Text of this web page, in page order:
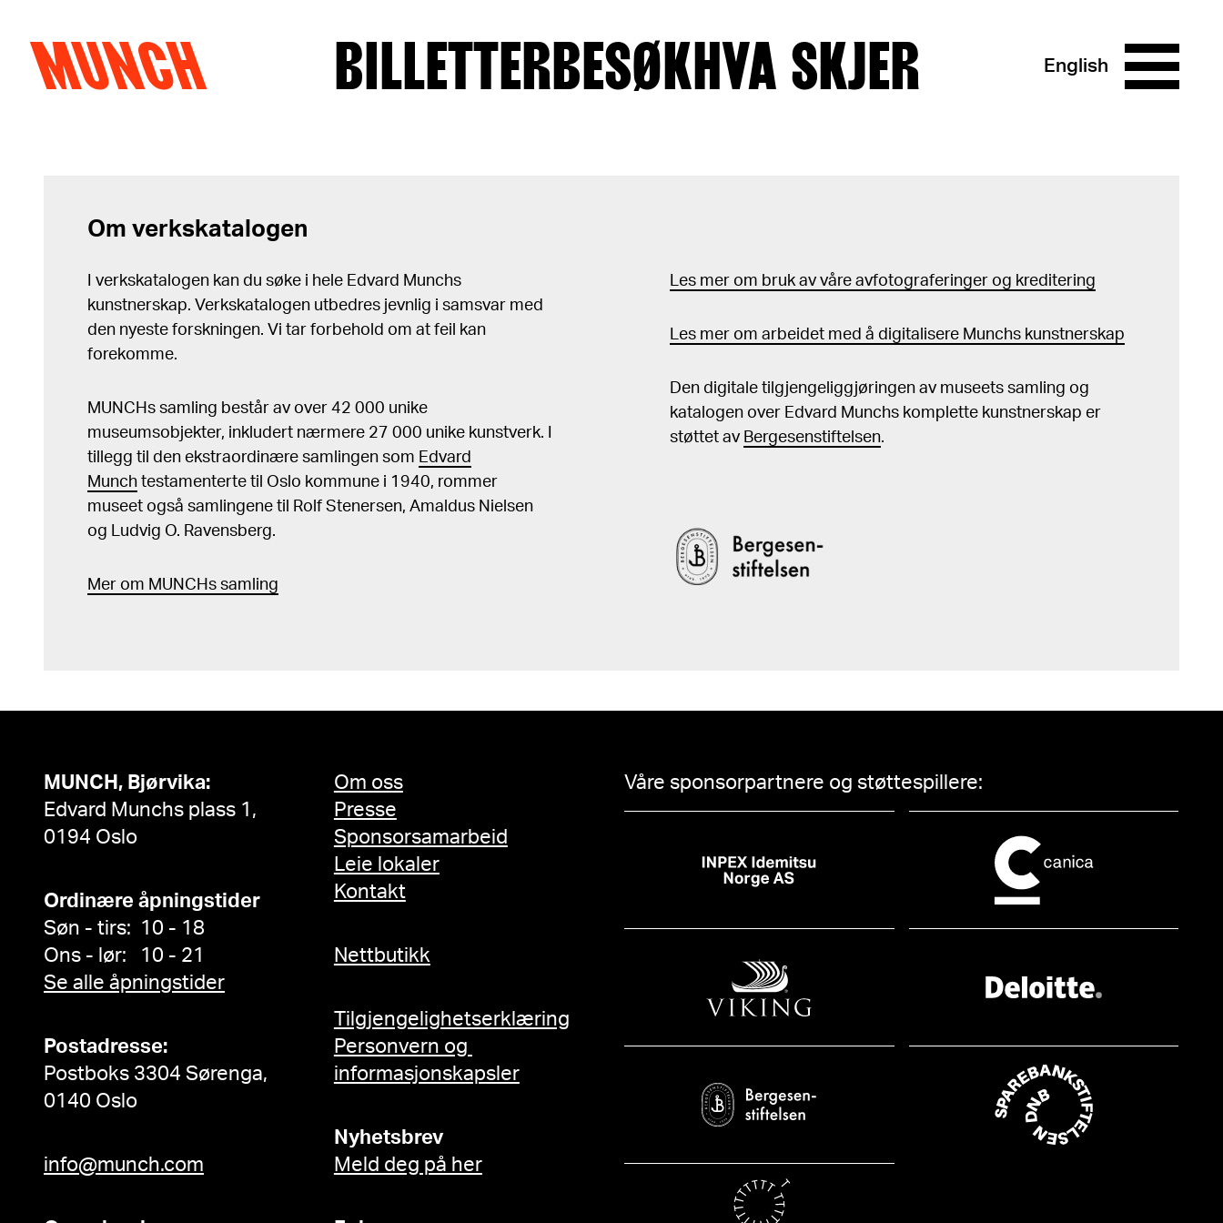
MUNCH BILLETTERBESØKHVA SKJER English
Om verkskatalogen
I verkskatalogen kan du søke i hele Edvard Munchs
kunstnerskap. Verkskatalogen utbedres jevnlig i samsvar med
den nyeste forskningen. Vi tar forbehold om at feil kan
forekomme.
MUNCHs samling består av over 42 000 unike
museumsobjekter, inkludert nærmere 27 000 unike kunstverk. I
tillegg til den ekstraordinære samlingen som Edvard
Munch testamenterte til Oslo kommune i 1940, rommer
museet også samlingene til Rolf Stenersen, Amaldus Nielsen
og Ludvig O. Ravensberg.
Mer om MUNCHs samling
Les mer om bruk av våre avfotograferinger og kreditering
Les mer om arbeidet med å digitalisere Munchs kunstnerskap
Den digitale tilgjengeliggjøringen av museets samling og
katalogen over Edvard Munchs komplette kunstnerskap er
støttet av Bergesenstiftelsen.
MUNCH, Bjørvika:
Edvard Munchs plass 1,
0194 Oslo
Ordinære åpningstider
Søn - tirs: 10 - 18
Ons - lør: 10 - 21
Se alle åpningstider
Postadresse:
Postboks 3304 Sørenga,
0140 Oslo
info@munch.com
Om oss
Presse
Sponsorsamarbeid
Leie lokaler
Kontakt
Nettbutikk
Tilgjengelighetserklæring
Personvern og
informasjonskapsler
Nyhetsbrev
Meld deg på her
Våre sponsorpartnere og støttespillere: